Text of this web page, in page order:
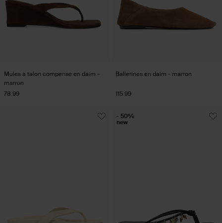
Mules à talon compensé en daim -
marron
78.99
Ballerines en daim - marron
115.99
- 50%
new